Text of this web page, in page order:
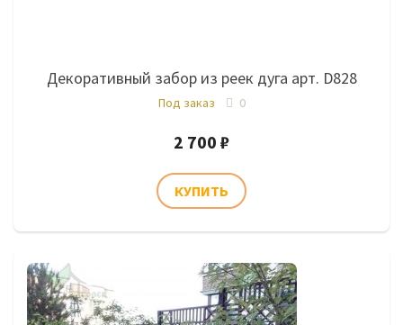
Декоративный забор из реек дуга арт. D828
Под заказ 0
2 700 ₽